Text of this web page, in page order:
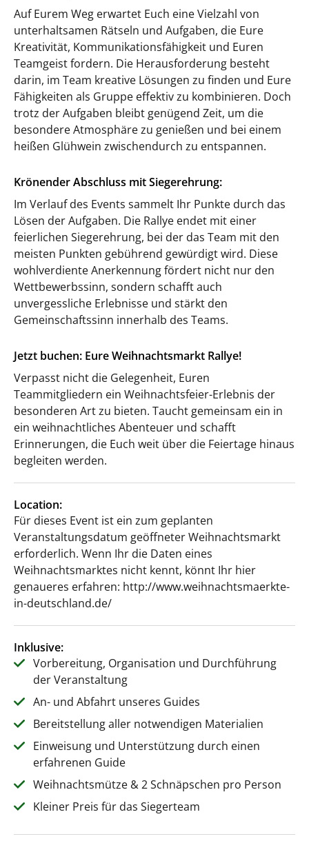
Auf Eurem Weg erwartet Euch eine Vielzahl von
unterhaltsamen Rätseln und Aufgaben, die Eure
Kreativität, Kommunikationsfähigkeit und Euren
Teamgeist fordern. Die Herausforderung besteht
darin, im Team kreative Lösungen zu finden und Eure
Fähigkeiten als Gruppe effektiv zu kombinieren. Doch
trotz der Aufgaben bleibt genügend Zeit, um die
besondere Atmosphäre zu genießen und bei einem
heißen Glühwein zwischendurch zu entspannen.
Krönender Abschluss mit Siegerehrung:
Im Verlauf des Events sammelt Ihr Punkte durch das
Lösen der Aufgaben. Die Rallye endet mit einer
feierlichen Siegerehrung, bei der das Team mit den
meisten Punkten gebührend gewürdigt wird. Diese
wohlverdiente Anerkennung fördert nicht nur den
Wettbewerbssinn, sondern schafft auch
unvergessliche Erlebnisse und stärkt den
Gemeinschaftssinn innerhalb des Teams.
Jetzt buchen: Eure Weihnachtsmarkt Rallye!
Verpasst nicht die Gelegenheit, Euren
Teammitgliedern ein Weihnachtsfeier-Erlebnis der
besonderen Art zu bieten. Taucht gemeinsam ein in
ein weihnachtliches Abenteuer und schafft
Erinnerungen, die Euch weit über die Feiertage hinaus
begleiten werden.
Location:
Für dieses Event ist ein zum geplanten
Veranstaltungsdatum geöffneter Weihnachtsmarkt
erforderlich. Wenn Ihr die Daten eines
Weihnachtsmarktes nicht kennt, könnt Ihr hier
genaueres erfahren: http://www.weihnachtsmaerkte-
in-deutschland.de/
Inklusive:
Vorbereitung, Organisation und Durchführung
der Veranstaltung
An- und Abfahrt unseres Guides
Bereitstellung aller notwendigen Materialien
Einweisung und Unterstützung durch einen
erfahrenen Guide
Weihnachtsmütze & 2 Schnäpschen pro Person
Kleiner Preis für das Siegerteam